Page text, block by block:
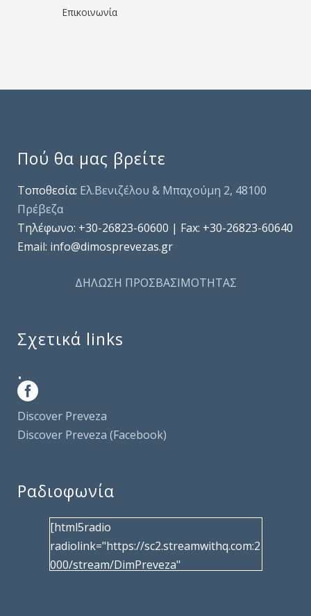
Επικοινωνία
Πού θα μας βρείτε
Τοποθεσία: Ελ.Βενιζέλου & Μπαχούμη 2, 48100
Πρέβεζα
Τηλέφωνo: +30-26823-60600 | Fax: +30-26823-60640
Email: info@dimosprevezas.gr
ΔΗΛΩΣΗ ΠΡΟΣΒΑΣΙΜΟΤΗΤΑΣ
Σχετικά links
.
Discover Preveza
Discover Preveza (Facebook)
Ραδιοφωνία
[html5radio
radiolink="https://sc2.streamwithq.com:2
000/stream/DimPreveza"